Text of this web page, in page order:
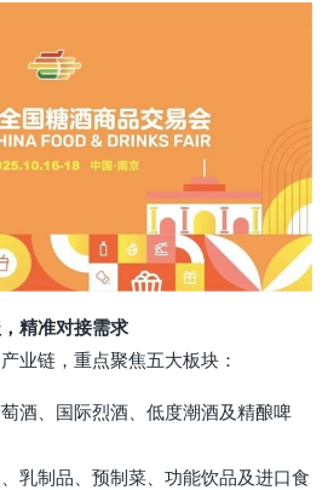
精准对接需求
业链，重点聚焦五大板块：
酒、国际烈酒、低度潮酒及精酿啤
乳制品、预制菜、功能饮品及进口食